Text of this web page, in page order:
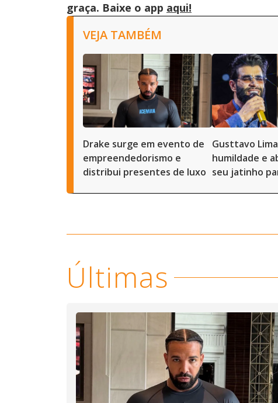
graça. Baixe o app aqui!
VEJA TAMBÉM
Drake surge em evento de
empreendedorismo e
distribui presentes de luxo
Gusttavo
humildade e
seu jatinho
Últimas